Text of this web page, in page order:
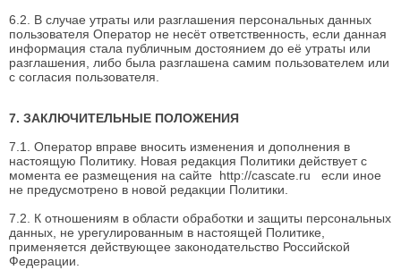
6.2. В случае утраты или разглашения персональных данных
пользователя Оператор не несёт ответственность, если данная
информация стала публичным достоянием до её утраты или
разглашения, либо была разглашена самим пользователем или
с согласия пользователя.
7. ЗАКЛЮЧИТЕЛЬНЫЕ ПОЛОЖЕНИЯ
7.1. Оператор вправе вносить изменения и дополнения в
настоящую Политику. Новая редакция Политики действует с
момента ее размещения на сайте http://cascate.ru если иное
не предусмотрено в новой редакции Политики.
7.2. К отношениям в области обработки и защиты персональных
данных, не урегулированным в настоящей Политике,
применяется действующее законодательство Российской
Федерации.